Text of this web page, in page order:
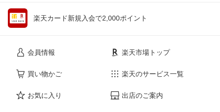
楽天カード新規入会で2,000ポイント
会員情報
買い物かご
お気に入り
楽天市場トップ
楽天のサービス一覧
出店のご案内